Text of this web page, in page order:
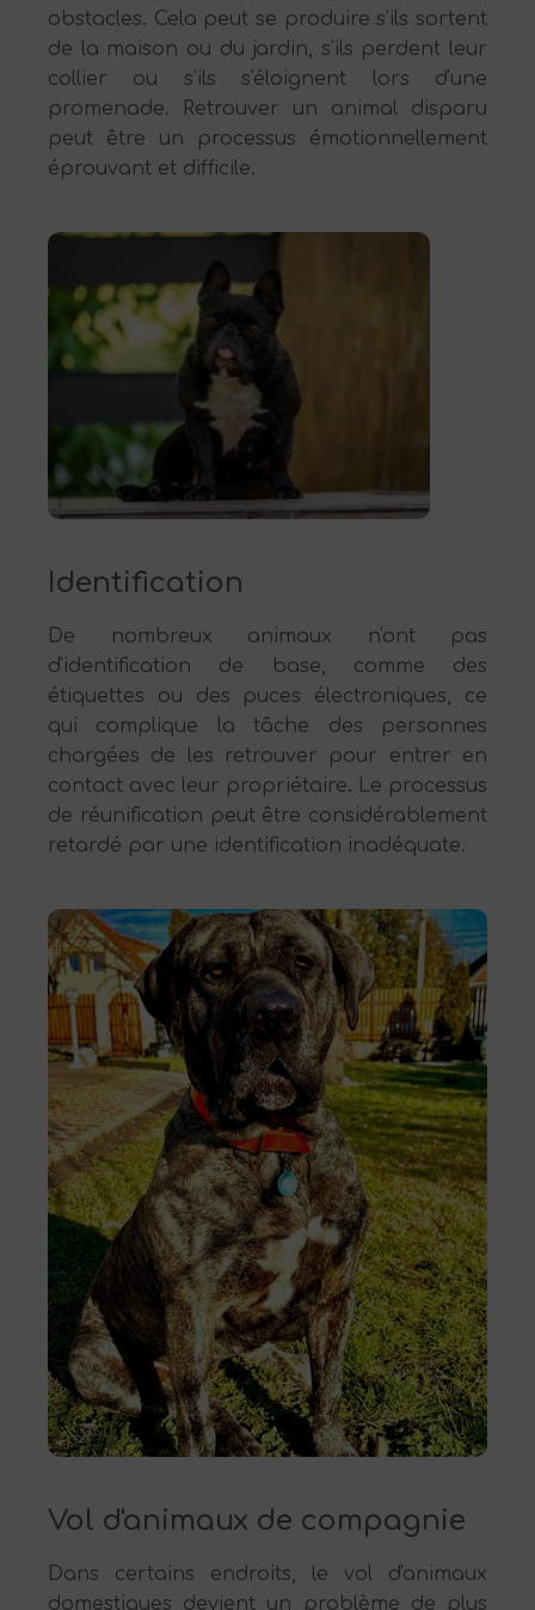
obstacles. Cela peut se produire s'ils sortent
de la maison ou du jardin, s'ils perdent leur
collier ou s'ils s'éloignent lors d'une
promenade. Retrouver un animal disparu
peut être un processus émotionnellement
éprouvant et difficile.
Identification
De nombreux animaux n'ont pas
d'identification de base, comme des
étiquettes ou des puces électroniques, ce
qui complique la tâche des personnes
chargées de les retrouver pour entrer en
contact avec leur propriétaire. Le processus
de réunification peut être considérablement
retardé par une identification inadéquate.
Vol d'animaux de compagnie
Dans certains endroits, le vol d'animaux
domestiques devient un problème de plus